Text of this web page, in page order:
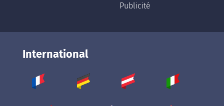
Publicité
International